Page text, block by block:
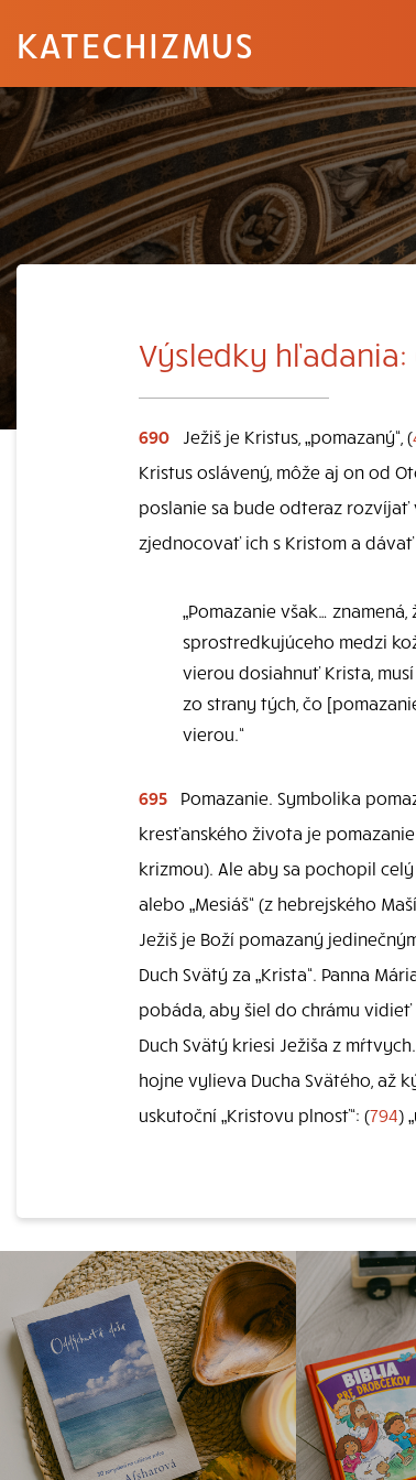
KATECHIZMUS
Výsledky hľadania:
690 Ježiš je Kristus, „pomazaný“, (
Kristus oslávený, môže aj on od
poslanie sa bude odteraz
zjednocovať ich s Kristom a
„Pomazanie však…
sprostredkujúceho medzi
vierou dosiahnuť Krista,
zo strany tých, čo
vierou.“
695 Pomazanie. Symbolika
kresťanského života je
krizmou). Ale aby sa pochopil
alebo „Mesiáš“ (z hebrejského
Ježiš je Boží pomazaný
Duch Svätý za „Krista“. Panna
pobáda, aby šiel do chrámu vidieť
Duch Svätý kriesi Ježiša z
hojne vylieva Ducha Svätého, až
uskutoční „Kristovu plnosť“: (794)